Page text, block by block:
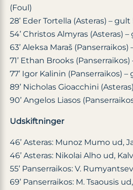
(Foul)
28’ Eder Tortella (Asteras) –
54’ Christos Almyras (Asteras)
63’ Aleksa Maraš
71’ Ethan Brooks
77’ Igor Kalinin (Panserraikos)
89’ Nicholas Gioacchini
90’ Angelos Liasos
Udskiftninger
46’ Asteras: Munoz Mumo ud,
46’ Asteras: Nikolai Alho ud,
55’ Panserraikos: V.
69’ Panserraikos: M. Tsaousis